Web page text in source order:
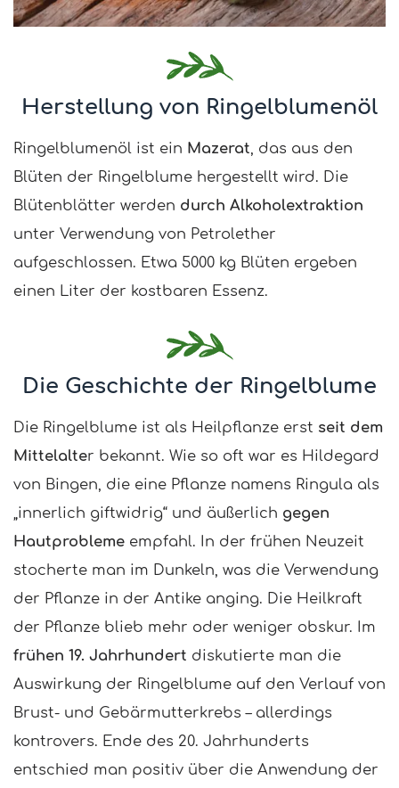
Herstellung von Ringelblumenöl
Ringelblumenöl ist ein Mazerat , das aus den
Blüten der Ringelblume hergestellt wird. Die
Blütenblätter werden durch Alkoholextraktion
unter Verwendung von Petrolether
aufgeschlossen. Etwa 5000 kg Blüten ergeben
einen Liter der kostbaren Essenz.
Die Geschichte der Ringelblume
Die Ringelblume ist als Heilpflanze erst seit dem
Mittelalter bekannt. Wie so oft war es Hildegard
von Bingen, die eine Pflanze namens Ringula als
„innerlich giftwidrig“ und äußerlich gegen
Hautprobleme empfahl. In der frühen Neuzeit
stocherte man im Dunkeln, was die Verwendung
der Pflanze in der Antike anging. Die Heilkraft
der Pflanze blieb mehr oder weniger obskur. Im
frühen 19. Jahrhundert diskutierte man die
Auswirkung der Ringelblume auf den Verlauf von
Brust- und Gebärmutterkrebs – allerdings
kontrovers. Ende des 20. Jahrhunderts
entschied man positiv über die Anwendung der